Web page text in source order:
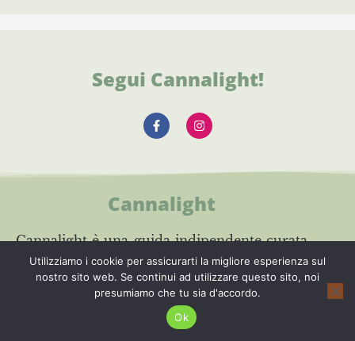
Segui Cannalight!
Cannalight
Cannalight è una guida indipendente curata
da un team i editori. Testiamo i prodotti in
condizioni reali, analizziamo gli shop online
e selezioniamo solo i siti più affidabili. Il
nostro obiettivo: aiutarti ad acquistare CBD
Utilizziamo i cookie per assicurarti la migliore esperienza sul
nostro sito web. Se continui ad utilizzare questo sito, noi
presumiamo che tu sia d'accordo.
Ok